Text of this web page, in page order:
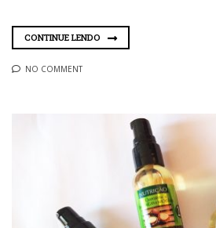
CONTINUE LENDO
NO COMMENT